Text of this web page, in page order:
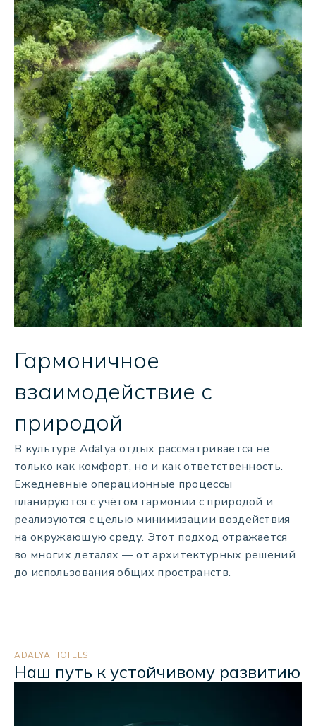
Гармоничное
взаимодействие с
природой
В культуре Adalya отдых рассматривается не
только как комфорт, но и как ответственность.
Ежедневные операционные процессы
планируются с учётом гармонии с природой и
реализуются с целью минимизации воздействия
на окружающую среду. Этот подход отражается
во многих деталях — от архитектурных решений
до использования общих пространств.
ADALYA HOTELS
Наш путь к устойчивому развитию